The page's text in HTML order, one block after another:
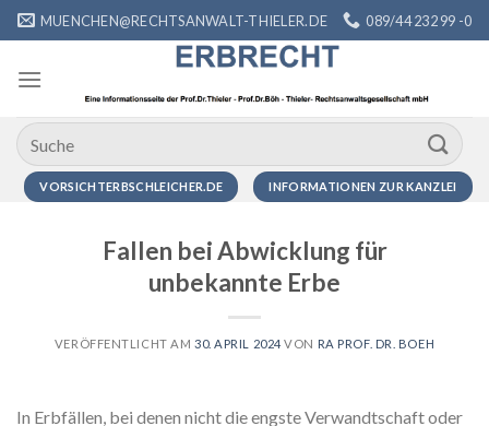
Zum
Inhalt
springen
MUENCHEN@RECHTSANWALT-THIELER.DE 089/44 232 99 -0
VORSICHTERBSCHLEICHER.DE INFORMATIONEN ZUR KANZLEI
Fallen bei Abwicklung für
unbekannte Erbe
VERÖFFENTLICHT AM 30. APRIL 2024 VON RA PROF. DR. BOEH
In Erbfällen, bei denen nicht die engste Verwandtschaft oder